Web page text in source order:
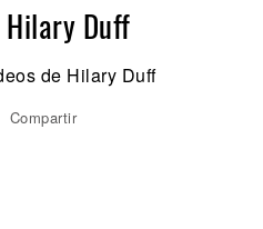
Hilary Duff
de Hilary Duff
Compartir